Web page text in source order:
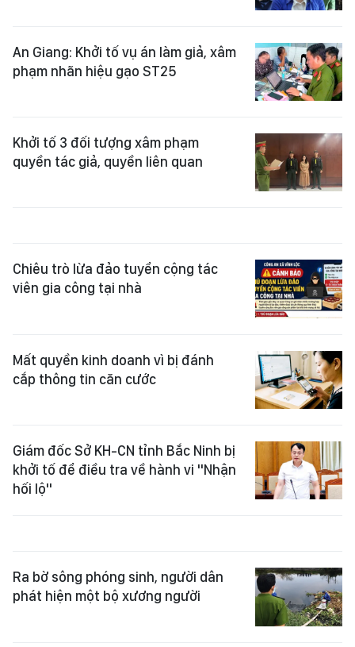
An Giang: Khởi tố vụ án làm giả, xâm
phạm nhãn hiệu gạo ST25
Khởi tố 3 đối tượng xâm phạm
quyền tác giả, quyền liên quan
Chiêu trò lừa đảo tuyển cộng tác
viên gia công tại nhà
Mất quyền kinh doanh vì bị đánh
cắp thông tin căn cước
Giám đốc Sở KH-CN tỉnh Bắc Ninh bị
khởi tố để điều tra về hành vi "Nhận
hối lộ"
Ra bờ sông phóng sinh, người dân
phát hiện một bộ xương người